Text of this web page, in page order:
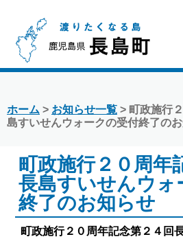
ホーム > お知らせ一覧 > 町政施行
島すいせんウォークの受付終了の
町政施行２０周年
長島すいせんウォ
終了のお知らせ
町政施行２０周年記念第２４回